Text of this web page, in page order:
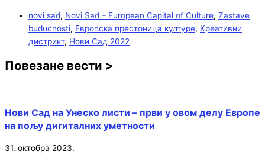
novi sad, Novi Sad – European Capital of Culture, Zastave
budućnosti, Европска престоница културе, Креативни
дистрикт, Нови Сад 2022
Повезане вести >
Нови Сад на Унеско листи – први у овом делу Европе
на пољу дигиталних уметности
31. октобра 2023.